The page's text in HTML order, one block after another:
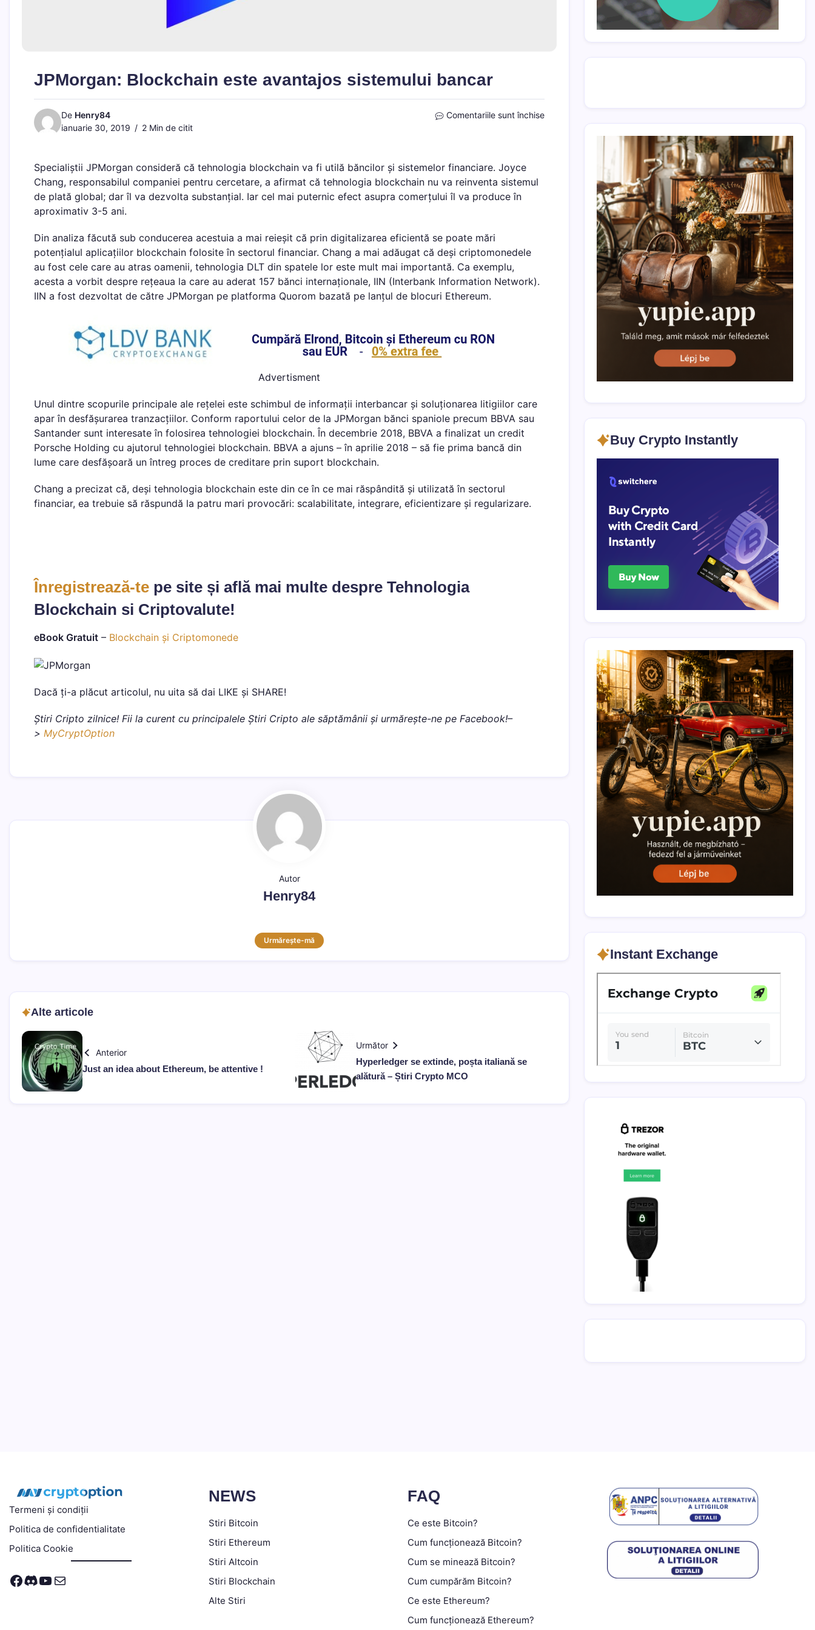
JPMorgan: Blockchain este avantajos sistemului bancar
De Henry84
ianuarie 30, 2019
2 Min de citit
Comentariile sunt închisepentru
Specialiștii JPMorgan consideră că tehnologia blockchain va fi utilă băncilor și sistemelor financiare. Joyce
Chang, responsabilul companiei pentru cercetare, a afirmat că tehnologia blockchain nu va reinventa sistemul
de plată global; dar îl va dezvolta substanțial. Iar cel mai puternic efect asupra comerțului îl va produce în
aproximativ 3-5 ani.
Din analiza făcută sub conducerea acestuia a mai reieșit că prin digitalizarea eficientă se poate mări
potențialul aplicațiilor blockchain folosite în sectorul financiar. Chang a mai adăugat că deși criptomonedele
au fost cele care au atras oamenii, tehnologia DLT din spatele lor este mult mai importantă. Ca exemplu,
acesta a vorbit despre rețeaua la care au aderat 157 bănci internaționale, IIN (Interbank Information Network).
IIN a fost dezvoltat de către JPMorgan pe platforma Quorom bazată pe lanțul de blocuri Ethereum.
Advertisment
Unul dintre scopurile principale ale rețelei este schimbul de informații interbancar și soluționarea litigiilor care
apar în desfășurarea tranzacțiilor. Conform raportului celor de la JPMorgan bănci spaniole precum BBVA sau
Santander sunt interesate în folosirea tehnologiei blockchain. În decembrie 2018, BBVA a finalizat un credit
Porsche Holding cu ajutorul tehnologiei blockchain. BBVA a ajuns – în aprilie 2018 – să fie prima bancă din
lume care desfășoară un întreg proces de creditare prin suport blockchain.
Chang a precizat că, deși tehnologia blockchain este din ce în ce mai răspândită și utilizată în sectorul
financiar, ea trebuie să răspundă la patru mari provocări: scalabilitate, integrare, eficientizare și regularizare.
Înregistrează-te pe site și află mai multe despre Tehnologia
Blockchain si Criptovalute!
eBook Gratuit – Blockchain și Criptomonede
Dacă ți-a plăcut articolul, nu uita să dai LIKE și SHARE!
Știri Cripto zilnice! Fii la curent cu principalele Știri Cripto ale săptămânii și urmărește-ne pe Facebook!–
> MyCryptOption
Autor
Henry84
Urmărește-mă
Alte articole
Anterior
Just an idea about Ethereum, be attentive !
Următor
Hyperledger se extinde, poșta italiană se
alătură – Știri Crypto MCO
Buy Crypto Instantly
Instant Exchange
Termeni și condiții
Politica de confidentialitate
Politica Cookie
Facebook
Discord
YouTube
Mail
NEWS
Stiri Bitcoin
Stiri Ethereum
Stiri Altcoin
Stiri Blockchain
Alte Stiri
FAQ
Ce este Bitcoin?
Cum funcționează Bitcoin?
Cum se minează Bitcoin?
Cum cumpărăm Bitcoin?
Ce este Ethereum?
Cum funcționează Ethereum?